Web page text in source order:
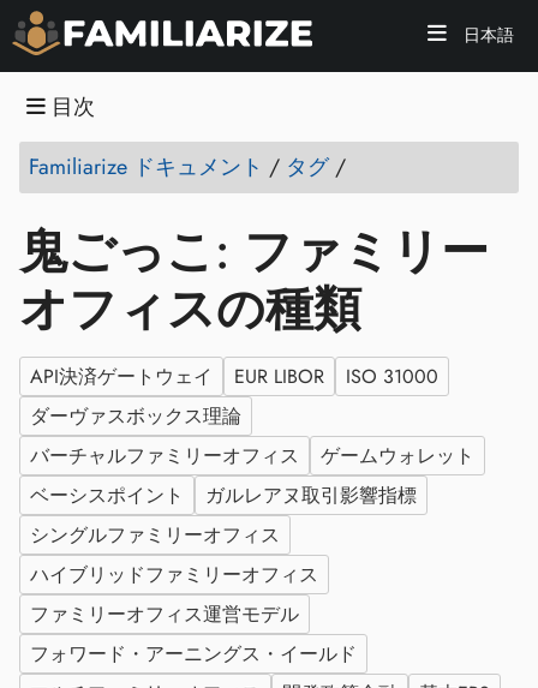
日本語
目次
Familiarize ドキュメント / タグ/
鬼ごっこ: ファミリー
オフィスの種類
API決済ゲートウェイ EUR LIBOR
ISO 31000
ダーヴァスボックス理論
バーチャルファミリーオフィス
ゲームウォレット
ベーシスポイント
ガルレアヌ取引影響指標
シングルファミリーオフィス
ハイブリッドファミリーオフィス
ファミリーオフィス運営モデル
フォワード・アーニングス・イールド